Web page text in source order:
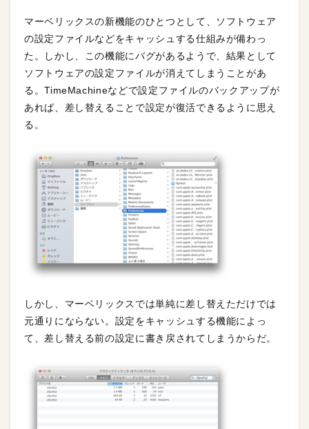
マーベリックスの新機能のひとつとして、ソフトウェア
の設定ファイルなどをキャッシュする仕組みが備わっ
た。しかし、この機能にバグがあるようで、結果として
ソフトウェアの設定ファイルが消えてしまうことがあ
る。TimeMachineなどで設定ファイルのバックアップが
あれば、差し替えることで設定が復活できるように思え
る。
しかし、マーベリックスでは単純に差し替えただけでは
元通りにならない。設定をキャッシュする機能によっ
て、差し替える前の設定に書き戻されてしまうからだ。